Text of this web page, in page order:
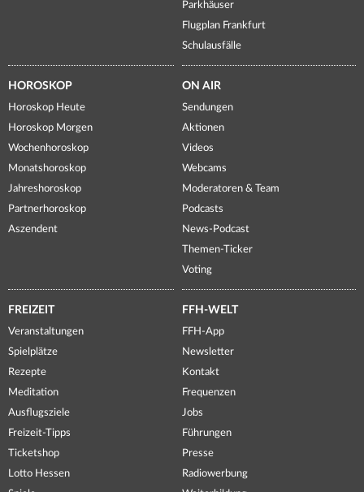
Parkhäuser
Flugplan Frankfurt
Schulausfälle
HOROSKOP
Horoskop Heute
Horoskop Morgen
Wochenhoroskop
Monatshoroskop
Jahreshoroskop
Partnerhoroskop
Aszendent
ON AIR
Sendungen
Aktionen
Videos
Webcams
Moderatoren & Team
Podcasts
News-Podcast
Themen-Ticker
Voting
FREIZEIT
Veranstaltungen
Spielplätze
Rezepte
Meditation
Ausflugsziele
Freizeit-Tipps
Ticketshop
Lotto Hessen
FFH-WELT
FFH-App
Newsletter
Kontakt
Frequenzen
Jobs
Führungen
Presse
Radiowerbung